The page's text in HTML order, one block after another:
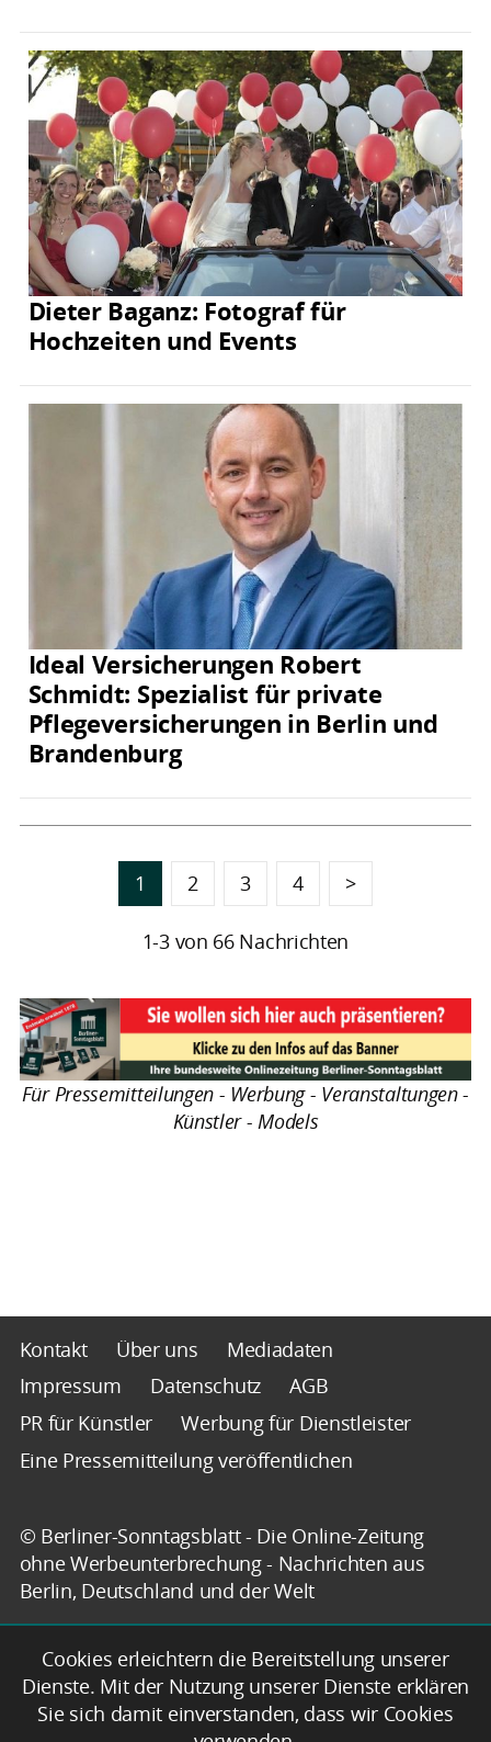
Dieter Baganz: Fotograf für
Hochzeiten und Events
Ideal Versicherungen Robert
Schmidt: Spezialist für private
Pflegeversicherungen in Berlin und
Brandenburg
1 2 3 4 >
1-3 von 66 Nachrichten
Für Pressemitteilungen - Werbung - Veranstaltungen -
Künstler - Models
Kontakt Über uns
Mediadaten
Impressum
Datenschutz
AGB
PR für Künstler
Werbung für Dienstleister
Eine Pressemitteilung veröffentlichen
© Berliner-Sonntagsblatt - Die Online-Zeitung
ohne Werbeunterbrechung - Nachrichten aus
Berlin, Deutschland und der Welt
Cookies erleichtern die Bereitstellung unserer
Dienste. Mit der Nutzung unserer Dienste erklären
Sie sich damit einverstanden, dass wir Cookies